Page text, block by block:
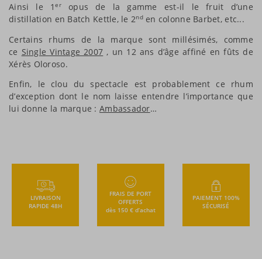
Ainsi le 1eropus de la gamme est-il le fruit d’une
distillation en Batch Kettle, le 2nden colonne Barbet, etc...
Certains rhums de la marque sont millésimés, comme
ce Single Vintage 2007 , un 12 ans d’âge affiné en fûts de
Xérès Oloroso.
Enfin, le clou du spectacle est probablement ce rhum
d’exception dont le nom laisse entendre l’importance que
lui donne la marque : Ambassador…
LIVRAISON
RAPIDE 48H
FRAIS DE PORT
OFFERTS
dès 150 € d’achat
PAIEMENT 100%
SÉCURISÉ